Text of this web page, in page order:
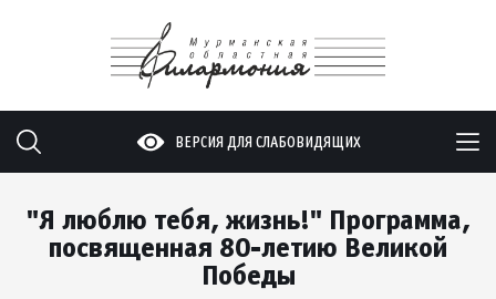
ВЕРСИЯ ДЛЯ СЛАБОВИДЯЩИХ
"Я люблю тебя, жизнь!" Программа,
посвященная 80-летию Великой
Победы